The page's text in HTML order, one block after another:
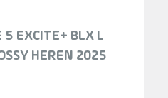
5 EXCITE+ BLX L
HEREN 2025